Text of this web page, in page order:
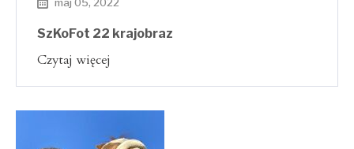
SzKoFot 22 krajobraz
Czytaj więcej